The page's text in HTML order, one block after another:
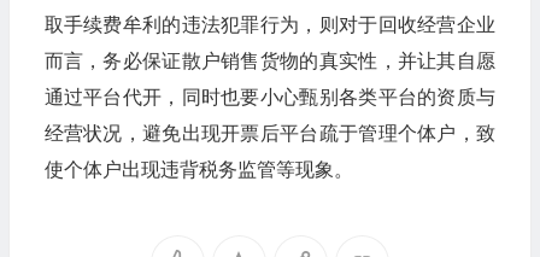
取手续费牟利的违法犯罪行为，则对于回收经营企业
而言，务必保证散户销售货物的真实性，并让其自愿
通过平台代开，同时也要小心甄别各类平台的资质与
经营状况，避免出现开票后平台疏于管理个体户，致
使个体户出现违背税务监管等现象。